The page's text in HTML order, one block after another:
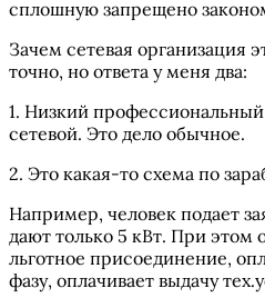
сплошную запрещено
Зачем сетевая организация
точно, но ответа у меня два:
1. Низкий
сетевой. Это дело обычное.
2. Это какая-то схема по
Например, человек подает
дают только 5 кВт. При этом
льготное присоединение,
фазу, оплачивает выдачу